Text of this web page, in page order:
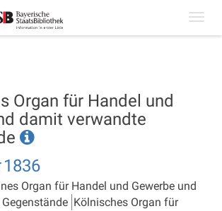
Organ für Handel und
damit verwandte
1836
Organ für Handel und Gewerbe und
Kölnisches Organ für